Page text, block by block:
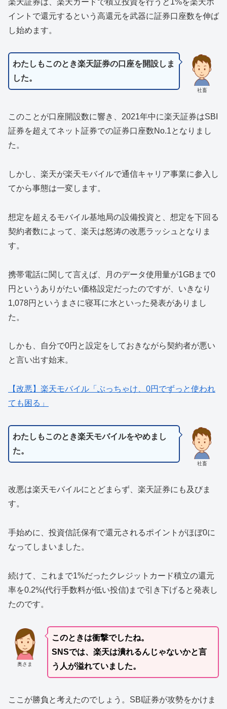
楽天証券は、楽天カードで積立投資を行うと1%を楽天ポ
イントで還元するという高還元を武器に証券口座数を伸ば
し始めます。
社畜
わたしもこのとき楽天証券の口座を開設しま
した。
このことが口座開設数に響き、2021年中に楽天証券はSBI
証券を超えてネット証券での証券口座数No.1となりまし
た。
しかし、楽天が楽天モバイルで通信キャリア事業に参入し
てから事態は一変します。
想定を超えるモバイル基地局の設備投資と、想定を下回る
契約者数によって、楽天は怒涛の改悪ラッシュとなりま
す。
携帯電話に関して言えば、月のデータ使用量が1GBまで0
円というありがたい価格設定だったのですが、いきなり
1,078円というまさに寝耳に水といった発表がありまし
た。
しかも、自分で0円と設定をしておきながら契約者が悪い
と言い出す始末。
【改悪】楽天モバイル「ぶっちゃけ、0円でずっと使われ
ても困る」
社畜
わたしもこのとき楽天モバイルをやめまし
た。
改悪は楽天モバイルにとどまらず、楽天証券にも及びま
す。
手始めに、投資信託保有で還元されるポイントがほぼ0に
なってしまいました。
続けて、これまで1%だったクレジットカード積立の還元
率を0.2%(代行手数料が低い投信)まで引き下げると発表し
たのです。
奥さま
このときは衝撃でしたね。
SNSでは、楽天は潰れるんじゃないかと言
う人が溢れていました。
ここが勝負と考えたのでしょう。SBI証券が攻勢をかけま